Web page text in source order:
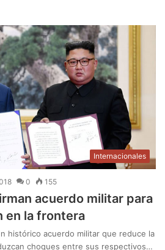
Internacionales
0 155
acuerdo militar para
en la frontera
histórico acuerdo militar que reduce la
choques entre sus respectivos…